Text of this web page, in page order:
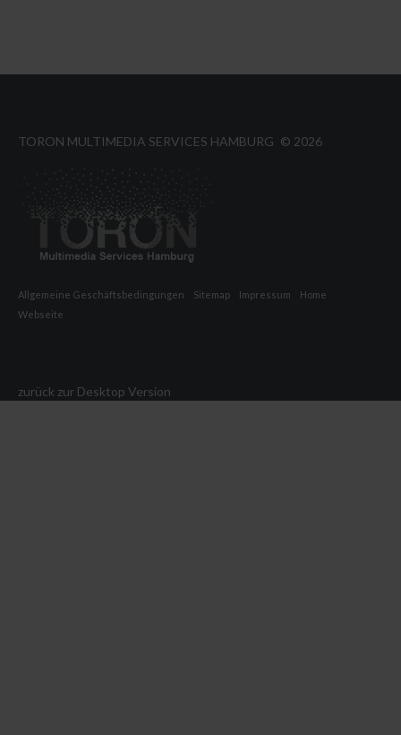
TORON MULTIMEDIA SERVICES HAMBURG © 2026
Allgemeine Geschäftsbedingungen Sitemap Impressum
Home
Webseite
zurück zur Desktop Version